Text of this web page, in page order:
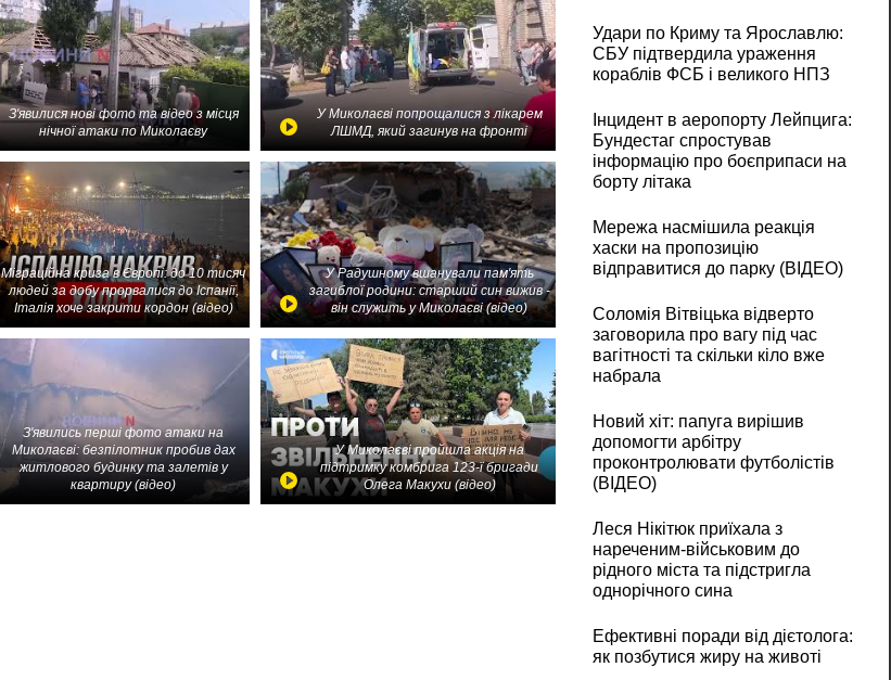
З'явилися нові фото та відео з місця
нічної атаки по Миколаєву
У Миколаєві попрощалися з лікарем
ЛШМД, який загинув на фронті
Міграційна криза в Європі: до 10 тисяч
людей за добу прорвалися до Іспанії,
Італія хоче закрити кордон (відео)
У Радушному вшанували пам'ять
загиблої родини: старший син вижив -
він служить у Миколаєві (відео)
З'явились перші фото атаки на
Миколаєві: безпілотник пробив дах
житлового будинку та залетів у
квартиру (відео)
У Миколаєві пройшла акція на
підтримку комбрига 123-ї бригади
Олега Макухи (відео)
Удари по Криму та Ярославлю:
СБУ підтвердила ураження
кораблів ФСБ і великого НПЗ
Інцидент в аеропорту Лейпцига:
Бундестаг спростував
інформацію про боєприпаси на
борту літака
Мережа насмішила реакція
хаски на пропозицію
відправитися до парку (ВІДЕО)
Соломія Вітвіцька відверто
заговорила про вагу під час
вагітності та скільки кіло вже
набрала
Новий хіт: папуга вирішив
допомогти арбітру
проконтролювати футболістів
(ВІДЕО)
Леся Нікітюк приїхала з
нареченим-військовим до
рідного міста та підстригла
однорічного сина
Ефективні поради від дієтолога:
як позбутися жиру на животі